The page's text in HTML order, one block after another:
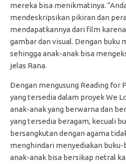
mereka bisa menikmatinya.
mendeskripsikan pikiran dan
mendapatkannya dari film
gambar dan visual. Dengan buku
sehingga anak-anak bisa
jelas Rana.
Dengan mengusung Reading for
yang tersedia dalam proyek We
anak-anak yang berwarna dan
yang tersedia beragam, kecuali
bersangkutan dengan agama
menghindari menyediakan buku-
anak-anak bisa bersikap netral